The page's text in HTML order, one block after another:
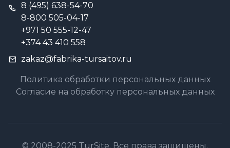
8 (495) 638-54-70
8-800 505-04-17
+971 50 555-12-47
+374 43 410 558
zakaz@fabrika-tursaitov.ru
Политика обработки персональных данных
Согласие на обработку персональных данных
© 2008-2025 TurSite. Все права защищены.